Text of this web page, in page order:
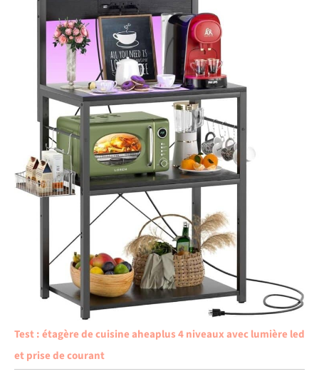
Test : étagère de cuisine aheaplus 4 niveaux avec lumière led
et prise de courant